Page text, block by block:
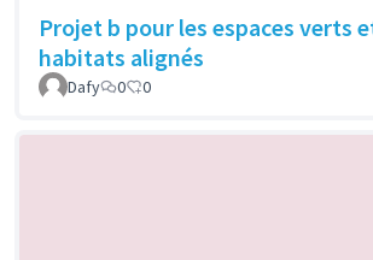
Projet b pour les espaces verts
habitats alignés
Dafy 0 0